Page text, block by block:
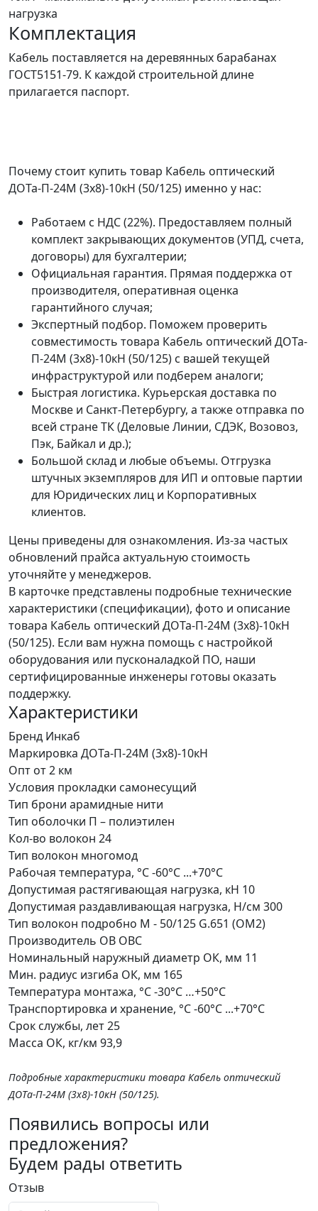
нагрузка
Комплектация
Кабель поставляется на деревянных барабанах
ГОСТ5151-79. К каждой строительной длине
прилагается паспорт.
Почему стоит купить товар Кабель оптический
ДОТа-П-24М (3х8)-10кН (50/125) именно у нас:
Работаем с НДС (22%). Предоставляем полный
комплект закрывающих документов (УПД, счета,
договоры) для бухгалтерии;
Официальная гарантия. Прямая поддержка от
производителя, оперативная оценка
гарантийного случая;
Экспертный подбор. Поможем проверить
совместимость товара Кабель оптический ДОТа-
П-24М (3х8)-10кН (50/125) с вашей текущей
инфраструктурой или подберем аналоги;
Быстрая логистика. Курьерская доставка по
Москве и Санкт-Петербургу, а также отправка по
всей стране ТК (Деловые Линии, СДЭК, Возовоз,
Пэк, Байкал и др.);
Большой склад и любые объемы. Отгрузка
штучных экземпляров для ИП и оптовые партии
для Юридических лиц и Корпоративных
клиентов.
Цены приведены для ознакомления. Из‑за частых
обновлений прайса актуальную стоимость
уточняйте у менеджеров.
В карточке представлены подробные технические
характеристики (спецификации), фото и описание
товара Кабель оптический ДОТа-П-24М (3х8)-10кН
(50/125). Если вам нужна помощь с настройкой
оборудования или пусконаладкой ПО, наши
сертифицированные инженеры готовы оказать
поддержку.
Характеристики
Бренд Инкаб
Маркировка ДОТа-П-24М (3х8)-10кН
Опт от2 км
Условия прокладки самонесущий
Тип брони арамидные нити
Тип оболочки П – полиэтилен
Кол-во волокон 24
Тип волокон многомод
Рабочая температура, °С-60°C ...+70°C
Допустимая растягивающая нагрузка, кН 10
Допустимая раздавливающая нагрузка, Н/см 300
Тип волокон подробно М - 50/125 G.651 (ОМ2)
Производитель ОВ ОВС
Номинальный наружный диаметр ОК, мм 11
Мин. радиус изгиба ОК, мм 165
Температура монтажа, °С-30°C …+50°C
Транспортировка и хранение, °С-60°C ...+70°C
Срок службы, лет25
Масса ОК, кг/км 93,9
Подробные характеристики товара Кабель оптический
ДОТа-П-24М (3х8)-10кН (50/125).
Появились вопросы или
предложения?
Будем рады ответить
Отзыв